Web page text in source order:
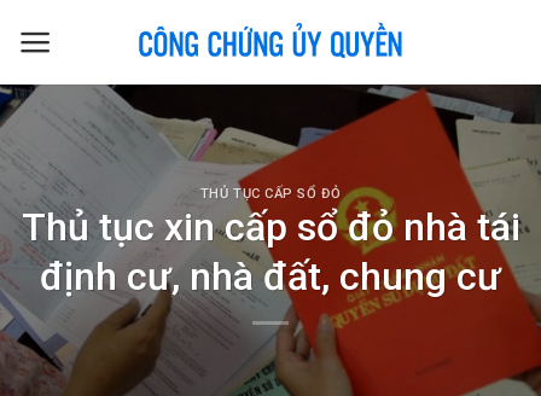
THỦ TỤC CẤP SỔ ĐỎ
Thủ tục xin cấp sổ đỏ nhà tái
định cư, nhà đất, chung cư